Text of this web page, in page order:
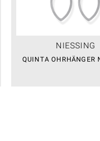
NIESSING
QUINTA OHRHÄNGER